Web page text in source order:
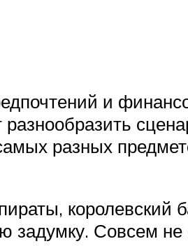
и
разных
королевский
задумку. Совсем не